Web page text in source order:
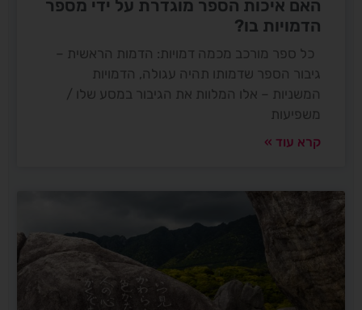
האם איכות הספר מוגדרת על ידי מספר
הדמויות בו?
כל ספר מורכב מכמה דמויות: הדמות הראשית –
גיבור הספר שדמותו תהיה עגולה, הדמויות
המשניות – אלו המלוות את הגיבור במסע שלו /
משפיעות
קרא עוד »